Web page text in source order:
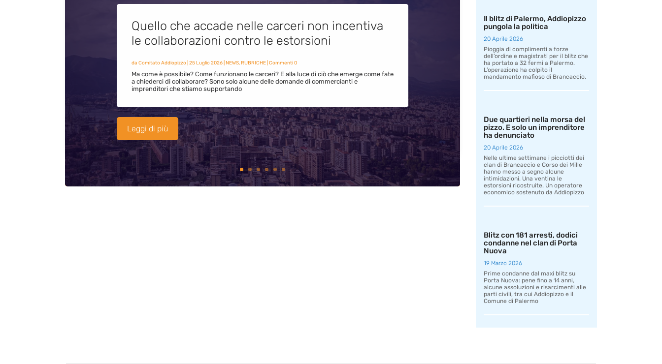
Quello che accade nelle carceri non incentiva
le collaborazioni contro le estorsioni
da Comitato Addiopizzo| 25 Luglio 2026| NEWS,RUBRICHE| Commenti 0
Ma come è possibile? Come funzionano le carceri? E alla luce di ciò che emerge come fate
a chiederci di collaborare? Sono solo alcune delle domande di commercianti e
imprenditori che stiamo supportando
Leggi di più
Il blitz di Palermo, Addiopizzo
pungola la politica
20 Aprile 2026
Pioggia di complimenti a forze
dell’ordine e magistrati per il blitz che
ha portato a 32 fermi a Palermo.
L’operazione ha colpito il
mandamento mafioso di Brancaccio.
Due quartieri nella morsa del
pizzo. E solo un imprenditore
ha denunciato
20 Aprile 2026
Nelle ultime settimane i picciotti dei
clan di Brancaccio e Corso dei Mille
hanno messo a segno alcune
intimidazioni. Una ventina le
estorsioni ricostruite. Un operatore
economico sostenuto da Addiopizzo
Blitz con 181 arresti, dodici
condanne nel clan di Porta
Nuova
19 Marzo 2026
Prime condanne dal maxi blitz su
Porta Nuova: pene fino a 14 anni,
alcune assoluzioni e risarcimenti alle
parti civili, tra cui Addiopizzo e il
Comune di Palermo